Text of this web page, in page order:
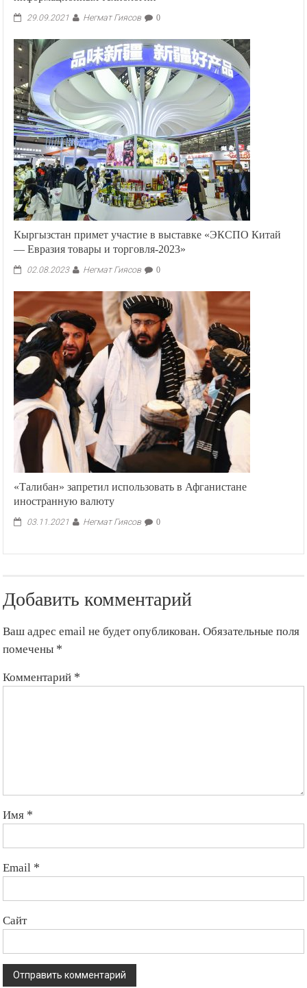
29.09.2021 Негмат Гиясов 0
Кыргызстан примет участие в выставке «ЭКСПО Китай
— Евразия товары и торговля-2023»
02.08.2023 Негмат Гиясов 0
«Талибан» запретил использовать в Афганистане
иностранную валюту
03.11.2021 Негмат Гиясов 0
Добавить комментарий
Ваш адрес email не будет опубликован. Обязательные поля
помечены *
Комментарий *
Имя *
Email *
Сайт